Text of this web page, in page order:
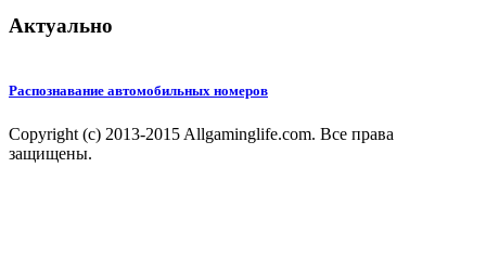
Актуально
Распознавание автомобильных номеров
Copyright (c) 2013-2015 Allgaminglife.com. Все права
защищены.